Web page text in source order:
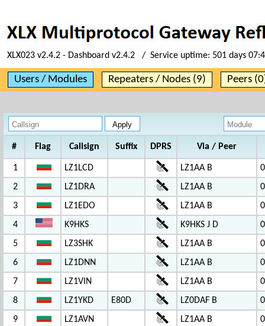
XLX023 v2.4.2 - Dashboard v2.4.2 / Service uptime: 501 days
Users / Modules Repeaters / Nodes (9) Peers
# Flag Callsign Suffix DPRS Via / Peer
1 LZ1LCD LZ1AA B
2
LZ1DRA LZ1AA B
3
LZ1EDO LZ1AA B
4
K9HKS K9HKS J D
5
LZ3SHK LZ1AA B
6
LZ1DNN LZ1AA B
7
LZ1VIN LZ1AA B
8
LZ1YKD E80D LZ0DAF B
9
LZ1AVN LZ1AA B